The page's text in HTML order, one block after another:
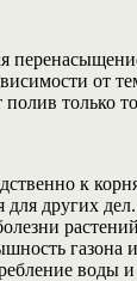
от
только
к
для других дел.
газона
воды и